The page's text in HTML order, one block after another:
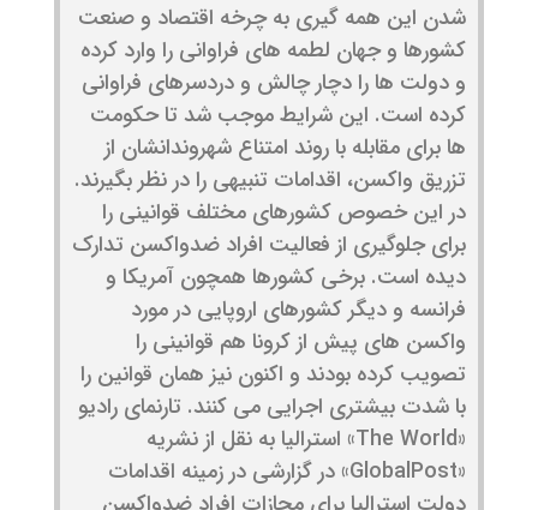
شدن این همه گیری به چرخه اقتصاد و صنعت
کشورها و جهان لطمه های فراوانی را وارد کرده
و دولت ها را دچار چالش و دردسرهای فراوانی
کرده است. این شرایط موجب شد تا حکومت
ها برای مقابله با روند امتناع شهروندانشان از
تزریق واکسن، اقدامات تنبیهی را در نظر بگیرند.
در این خصوص کشورهای مختلف قوانینی را
برای جلوگیری از فعالیت افراد ضدواکسن تدارک
دیده است. برخی کشورها همچون آمریکا و
فرانسه و دیگر کشورهای اروپایی در مورد
واکسن های پیش از کرونا هم قوانینی را
تصویب کرده بودند و اکنون نیز همان قوانین را
با شدت بیشتری اجرایی می کنند. تارنمای رادیو
«The World» استرالیا به نقل از نشریه
«GlobalPost» در گزارشی در زمینه اقدامات